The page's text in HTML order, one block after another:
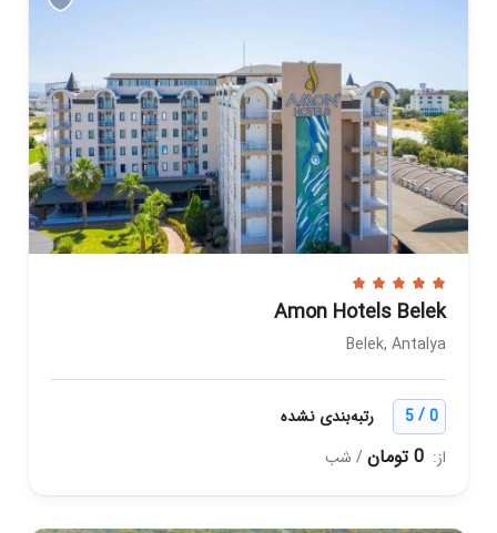
Amon Hotels Belek
Belek, Antalya
0
/
رتبه‌بندی نشده
از: 0 تومان / شب